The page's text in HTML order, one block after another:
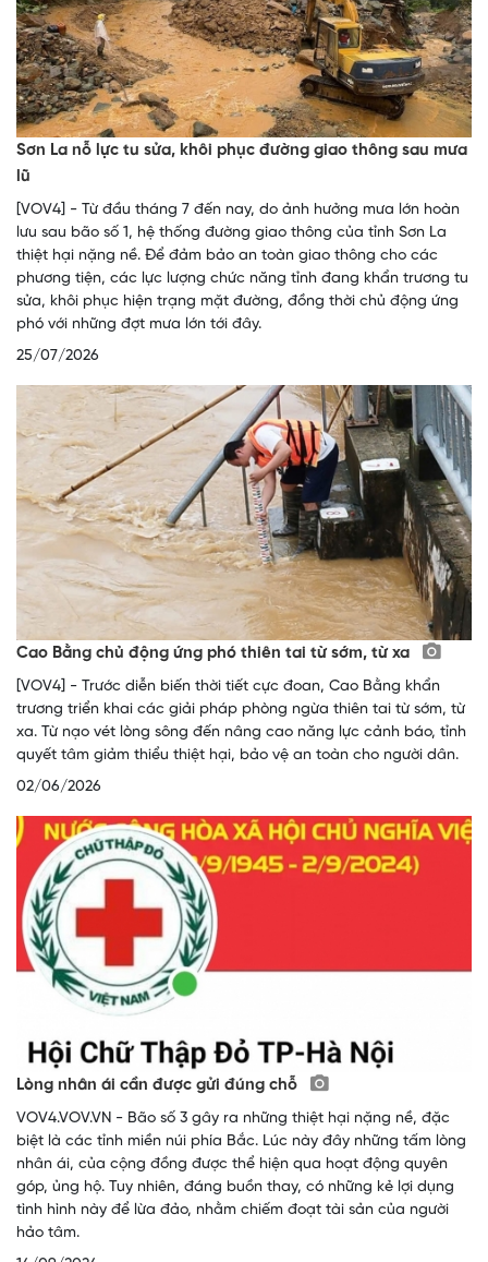
Sơn La nỗ lực tu sửa, khôi phục đường giao thông sau mưa
lũ
[VOV4] - Từ đầu tháng 7 đến nay, do ảnh hưởng mưa lớn hoàn
lưu sau bão số 1, hệ thống đường giao thông của tỉnh Sơn La
thiệt hại nặng nề. Để đảm bảo an toàn giao thông cho các
phương tiện, các lực lượng chức năng tỉnh đang khẩn trương tu
sửa, khôi phục hiện trạng mặt đường, đồng thời chủ động ứng
phó với những đợt mưa lớn tới đây.
25/07/2026
Cao Bằng chủ động ứng phó thiên tai từ sớm, từ xa
[VOV4] - Trước diễn biến thời tiết cực đoan, Cao Bằng khẩn
trương triển khai các giải pháp phòng ngừa thiên tai từ sớm, từ
xa. Từ nạo vét lòng sông đến nâng cao năng lực cảnh báo, tỉnh
quyết tâm giảm thiểu thiệt hại, bảo vệ an toàn cho người dân.
02/06/2026
Lòng nhân ái cần được gửi đúng chỗ
VOV4.VOV.VN - Bão số 3 gây ra những thiệt hại nặng nề, đặc
biệt là các tỉnh miền núi phía Bắc. Lúc này đây những tấm lòng
nhân ái, của cộng đồng được thể hiện qua hoạt động quyên
góp, ủng hộ. Tuy nhiên, đáng buồn thay, có những kẻ lợi dụng
tình hình này để lừa đảo, nhằm chiếm đoạt tài sản của người
hảo tâm.